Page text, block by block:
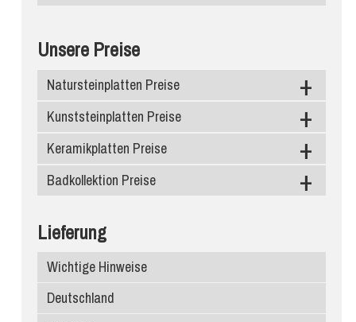
Unsere Preise
Natursteinplatten Preise
Granit
Marmor
Schiefer
Kunststeinplatten Preise
Caesarstone
Silestone
Compac Quarzagglo
Santa Margherita
Edelstein
Keramikplatten Preise
Level Keramik
Dekton
Infinity Keramik
Ariostea
Badkollektion Preise
Waschbecken
Lieferung
Wichtige Hinweise
Deutschland